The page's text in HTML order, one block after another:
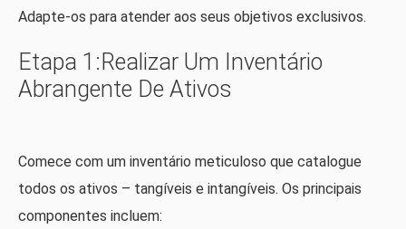
Adapte-os para atender aos seus objetivos exclusivos.
Etapa 1:realizar Um Inventário
Abrangente De Ativos
Comece com um inventário meticuloso que catalogue
todos os ativos – tangíveis e intangíveis. Os principais
componentes incluem: